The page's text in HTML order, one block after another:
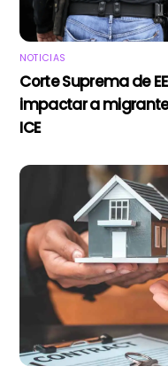
NOTICIAS
Corte Suprema de
impactar a
ICE